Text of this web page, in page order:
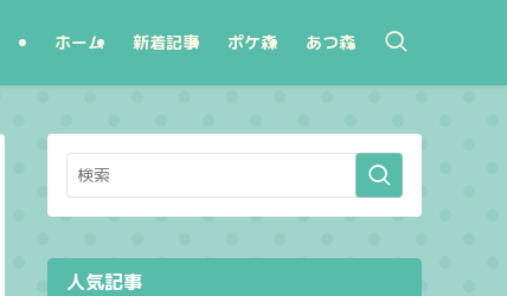
ホーム 新着記事 ポケ森 あつ森
人気記事